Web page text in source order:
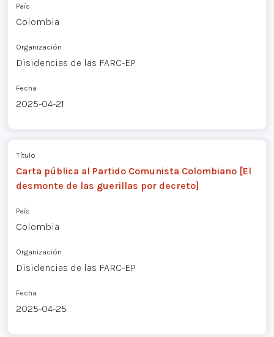
País
Colombia
Organización
Disidencias de las FARC-EP
Fecha
2025-04-21
Título
Carta pública al Partido Comunista Colombiano [El
desmonte de las guerillas por decreto]
País
Colombia
Organización
Disidencias de las FARC-EP
Fecha
2025-04-25